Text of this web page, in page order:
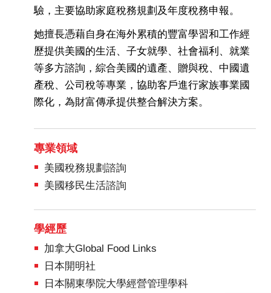
驗，主要協助家庭稅務規劃及年度稅務申報。
她擅長憑藉自身在海外累積的豐富學習和工作經
歷提供美國的生活、子女就學、社會福利、就業
等多方諮詢，綜合美國的遺產、贈與稅、中國遺
產稅、公司稅等專業，協助客戶進行家族事業國
際化，為財富傳承提供整合解決方案。
專業領域
美國稅務規劃諮詢
美國移民生活諮詢
學經歷
加拿大Global Food Links
日本開明社
日本關東學院大學經營管理學科